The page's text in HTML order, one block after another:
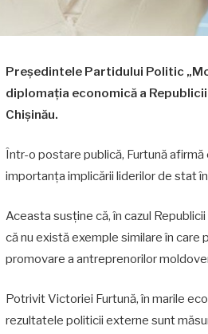
Președintele Partidului Politic
diplomația economică a
Chișinău.
Într-o postare publică, Furtună
importanța implicării liderilor de stat
Aceasta susține că, în cazul
că nu există exemple similare în
promovare a antreprenorilor
Potrivit Victoriei Furtună, în marile
rezultatele politicii externe sunt